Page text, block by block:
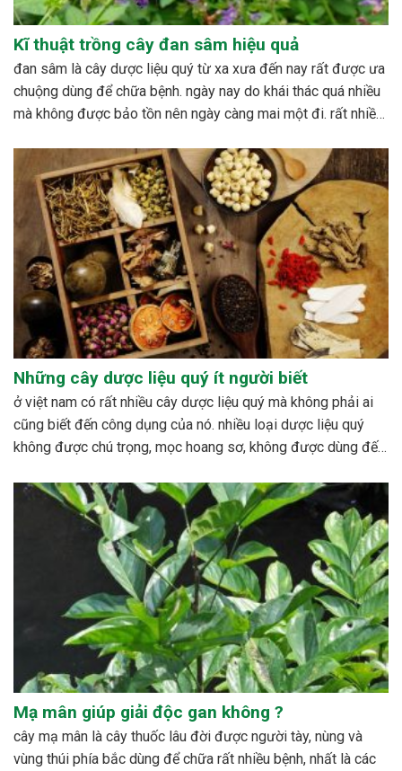
Kĩ thuật trồng cây đan sâm hiệu quả
đan sâm là cây dược liệu quý từ xa xưa đến nay rất được ưa
chuộng dùng để chữa bệnh. ngày nay do khái thác quá nhiều
mà không được bảo tồn nên ngày càng mai một đi. rất nhiều
Những cây dược liệu quý ít người biết
ở việt nam có rất nhiều cây dược liệu quý mà không phải ai
cũng biết đến công dụng của nó. nhiều loại dược liệu quý
không được chú trọng, mọc hoang sơ, không được dùng đến,
Mạ mân giúp giải độc gan không ?
cây mạ mân là cây thuốc lâu đời được người tày, nùng và
vùng thúi phía bắc dùng để chữa rất nhiều bệnh, nhất là các